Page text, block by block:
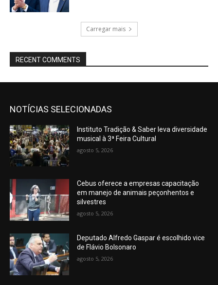
Carregar mais
RECENT COMMENTS
NOTÍCIAS SELECIONADAS
Instituto Tradição & Saber leva diversidade
musical à 3ª Feira Cultural
agosto 5, 2026
Cebus oferece a empresas capacitação
em manejo de animais peçonhentos e
silvestres
agosto 5, 2026
Deputado Alfredo Gaspar é escolhido vice
de Flávio Bolsonaro
agosto 5, 2026